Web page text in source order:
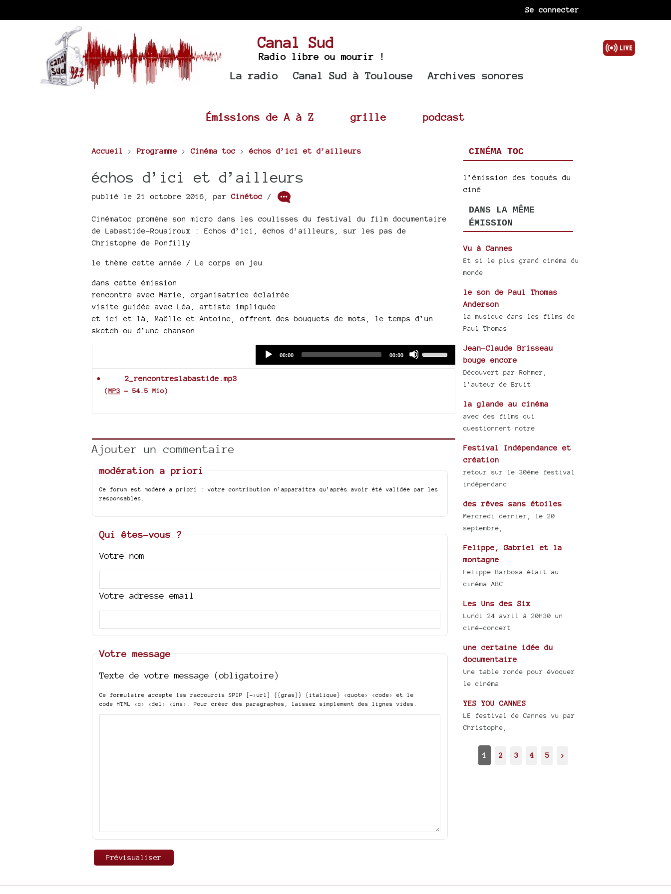
Se connecter
Canal Sud
Radio libre ou mourir !
La radio Canal Sud à Toulouse Archives sonores
Émissions de A à Z grille podcast
Accueil > Programme >Cinéma toc > échos d’ici et d’ailleurs
échos d’ici et d’ailleurs
publié le 21 octobre 2016 parCinétoc /
Cinématoc promène son micro dans les coulisses du festival du film documentaire
de Labastide-Rouairoux : Echos d’ici, échos d’ailleurs, sur les pas de
Christophe de Ponfilly
le thème cette année / Le corps en jeu
dans cette émission
rencontre avec Marie, organisatrice éclairée
visite guidée avec Léa, artiste impliquée
et ici et là, Maëlle et Antoine, offrent des bouquets de mots, le temps d’un
sketch ou d’une chanson
Current
00:00
Total
00:00
2_rencontreslabastide.mp3
(MP3 - 54.5 Mio)
Ajouter un commentaire
modération a priori
Ce forum est modéré a priori : votre contribution n’apparaîtra qu’après avoir été validée par les
responsables.
Qui êtes-vous ?
Votre nom
Votre adresse email
Votre message
Texte de votre message (obligatoire)
Ce formulaire accepte les raccourcis SPIP [->url] {{gras}} {italique} <quote> <code>
et le
code HTML <q> <del> <ins> . Pour créer des paragraphes, laissez simplement des lignes vides.
CINÉMA TOC
l’émission des toqués du
ciné
DANS LA MÊME
ÉMISSION
Vu à Cannes
Et si le plus grand cinéma du
monde
le son de Paul Thomas
Anderson
la musique dans les films de
Paul Thomas
Jean-Claude Brisseau
bouge encore
Découvert par Rohmer,
l’auteur de Bruit
la glande au cinéma
avec des films qui
questionnent notre
Festival Indépendance et
création
retour sur le 30ème festival
indépendanc
des rêves sans étoiles
Mercredi dernier, le 20
septembre,
Felippe, Gabriel et la
montagne
Felippe Barbosa était au
cinéma ABC
Les Uns des Six
Lundi 24 avril à 20h30 un
ciné-concert
une certaine idée du
documentaire
Une table ronde pour évoquer
le cinéma
YES YOU CANNES
LE festival de Cannes vu par
Christophe,
1 2 3 4 5 >